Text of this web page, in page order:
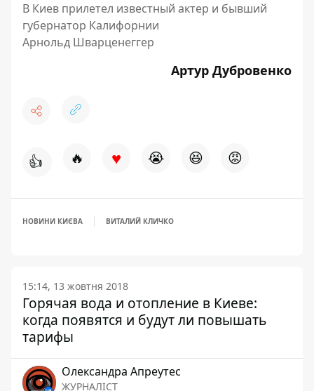
В Киев прилетел известный актер и бывший
губернатор Калифорнии
Арнольд Шварценеггер
Артур Дубровенко
👍 🔥 ♥ 😭 😆 😡
НОВИНИ КИЄВА ВИТАЛИЙ КЛИЧКО
15:14, 13 жовтня 2018
Горячая вода и отопление в Киеве:
когда появятся и будут ли повышать
тарифы
Олександра Апреутес
ЖУРНАЛІСТ